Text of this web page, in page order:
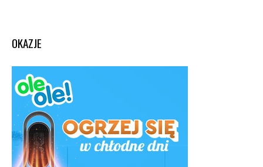
OKAZJE